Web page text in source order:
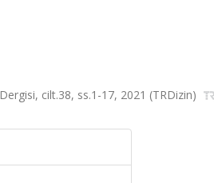
cilt.38, ss.1-17, 2021 (TRDizin)